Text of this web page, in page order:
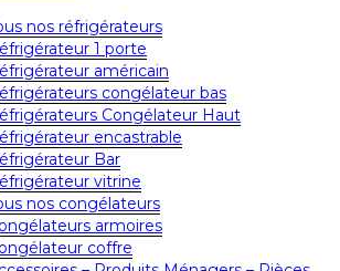
nos réfrigérateurs
1 porte
américain
congélateur bas
Congélateur Haut
encastrable
Bar
vitrine
nos congélateurs
armoires
coffre